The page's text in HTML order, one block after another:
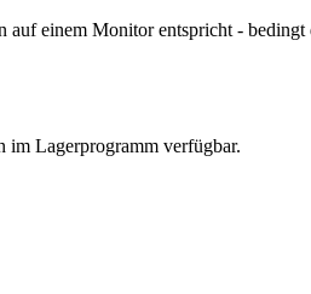
einem Monitor entspricht -
im Lagerprogramm verfügbar.